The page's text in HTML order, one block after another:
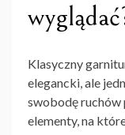
Klasyczny
elegancki, ale
swobodę
elementy, na